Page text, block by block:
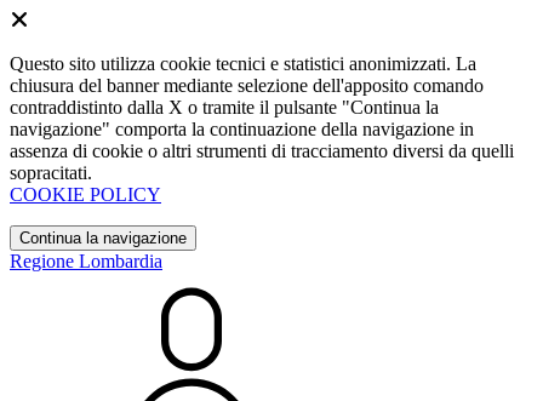
Questo sito utilizza cookie tecnici e statistici anonimizzati. La
chiusura del banner mediante selezione dell'apposito comando
contraddistinto dalla X o tramite il pulsante "Continua la
navigazione" comporta la continuazione della navigazione in
assenza di cookie o altri strumenti di tracciamento diversi da quelli
sopracitati.
COOKIE POLICY
Continua la navigazione
Regione Lombardia